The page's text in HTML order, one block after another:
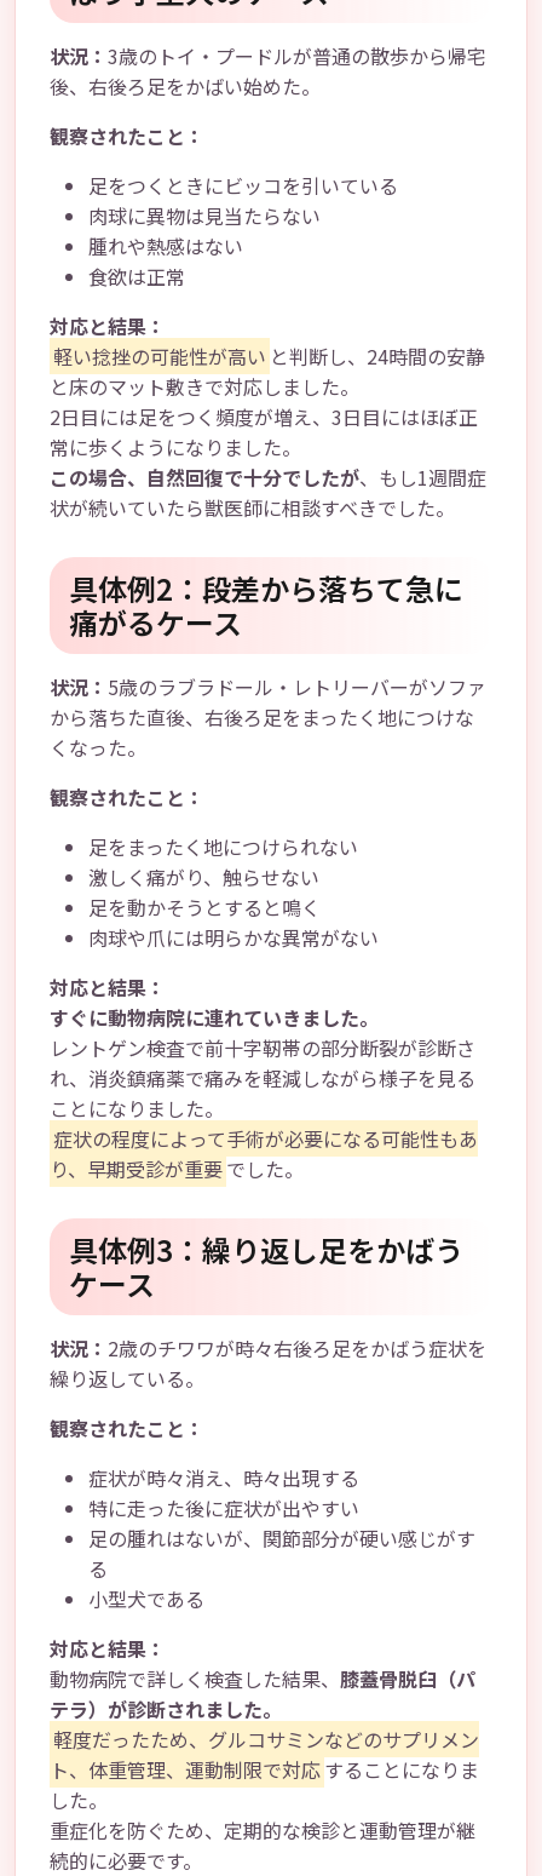
状況： 3歳のトイ・プードルが普通の散歩から帰宅
後、右後ろ足をかばい始めた。
観察されたこと：
足をつくときにビッコを引いている
肉球に異物は見当たらない
腫れや熱感はない
食欲は正常
対応と結果：
軽い捻挫の可能性が高い と判断し、24時間の安静
と床のマット敷きで対応しました。
2日目には足をつく頻度が増え、3日目にはほぼ正
常に歩くようになりました。
この場合、自然回復で十分でしたが、もし1週間症
状が続いていたら獣医師に相談すべきでした。
具体例2：段差から落ちて急に
痛がるケース
状況： 5歳のラブラドール・レトリーバーがソファ
から落ちた直後、右後ろ足をまったく地につけな
くなった。
観察されたこと：
足をまったく地につけられない
激しく痛がり、触らせない
足を動かそうとすると鳴く
肉球や爪には明らかな異常がない
対応と結果：
すぐに動物病院に連れていきました。
レントゲン検査で前十字靭帯の部分断裂が診断さ
れ、消炎鎮痛薬で痛みを軽減しながら様子を見る
ことになりました。
症状の程度によって手術が必要になる可能性もあ
り、早期受診が重要でした。
具体例3：繰り返し足をかばう
ケース
状況： 2歳のチワワが時々右後ろ足をかばう症状を
繰り返している。
観察されたこと：
症状が時々消え、時々出現する
特に走った後に症状が出やすい
足の腫れはないが、関節部分が硬い感じがす
る
小型犬である
対応と結果：
動物病院で詳しく検査した結果、 膝蓋骨脱臼（パ
テラ）が診断されました。
軽度だったため、グルコサミンなどのサプリメン
ト、体重管理、運動制限で対応することになりま
した。
重症化を防ぐため、定期的な検診と運動管理が継
続的に必要です。